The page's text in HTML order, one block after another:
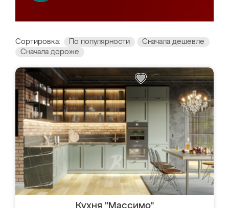
Сортировка: По популярности
Сначала дешевле
Сначала дороже
Кухня "Массимо"